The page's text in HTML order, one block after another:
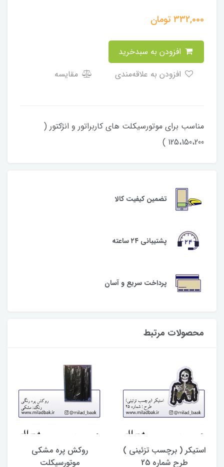
332,000تومان
مقایسه
مناسب برای موتورسیکلت های کاربراتور و انژکتور (
125،150،200 )
تضمین کیفیت کالا
پشتیبانی ۲۴ ساعته
پرداخت سریع و آسان
محصولات مرتبط
استیکر ( برچسب تزئینی )
طرح شماره 25
روکش پره مشکی
موتورسیکلت